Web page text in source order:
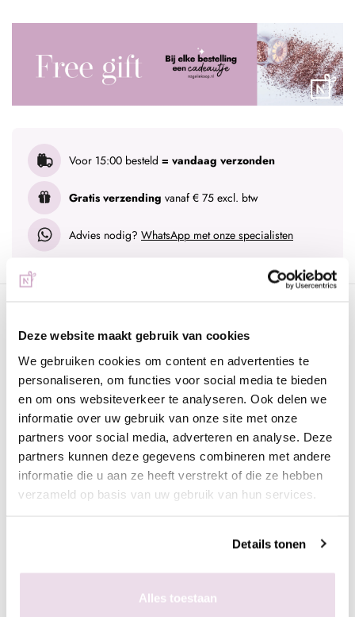
Deze website maakt gebruik van cookies
We gebruiken cookies om content en advertenties te
personaliseren, om functies voor social media te bieden
en om ons websiteverkeer te analyseren. Ook delen we
informatie over uw gebruik van onze site met onze
partners voor social media, adverteren en analyse. Deze
partners kunnen deze gegevens combineren met andere
informatie die u aan ze heeft verstrekt of die ze hebben
verzameld op basis van uw gebruik van hun services.
Details tonen
Alles toestaan
Voor 15:00 besteld = vandaag verzonden
Gratis verzending vanaf € 75 excl. btw
Advies nodig? WhatsApp met onze specialisten
Moyra Stamping Polish SP23 Grey
De Stamping Polish SP23 Grey van Moyra is van de beste
kwaliteit en geschikt voor leuke nailart op zowel de natuurlijke
als de kunstnagel. Deze stempellak is hoog gepigmenteerd
waardoor zelfs de fijnste prints heel strak op de nagel komen.
Werkwijze:
- Maak een ondergrond in kleur naar wens
- Breng een topcoat aan naar wens en hard deze uit,